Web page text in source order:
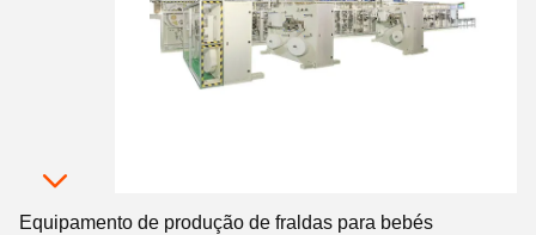
Equipamento de produção de fraldas para bebés